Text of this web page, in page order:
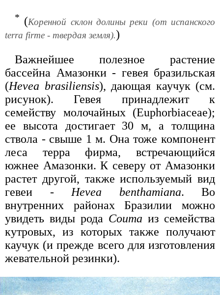
* (Коренной склон долины реки (от испанского
terra firme - твердая земля).)
Важнейшее полезное растение
бассейна Амазонки - гевея бразильская
(Hevea brasiliensis), дающая каучук (см.
рисунок). Гевея принадлежит к
семейству молочайных (Euphorbiaceae);
ее высота достигает 30 м, а толщина
ствола - свыше 1 м. Она тоже компонент
леса терра фирма, встречающийся
южнее Амазонки. К северу от Амазонки
растет другой, также используемый вид
гевеи - Hevea benthamiana. Во
внутренних районах Бразилии можно
увидеть виды рода Couma из семейства
кутровых, из которых также получают
каучук (и прежде всего для изготовления
жевательной резинки).